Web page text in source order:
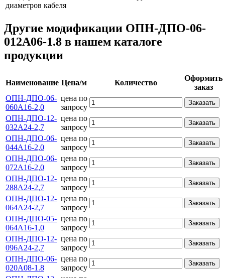
диаметров кабеля
Другие модификации ОПН-ДПО-06-
012А06-1.8 в нашем каталоге
продукции
Наименование Цена/м Количество
Оформить
заказ
ОПН-ДПО-06-
060А16-2,0
цена по
запросу
Заказать
ОПН-ДПО-12-
032А24-2,7
цена по
запросу
Заказать
ОПН-ДПО-06-
044А16-2,0
цена по
запросу
Заказать
ОПН-ДПО-06-
072А16-2,0
цена по
запросу
Заказать
ОПН-ДПО-12-
288А24-2,7
цена по
запросу
Заказать
ОПН-ДПО-12-
064А24-2,7
цена по
запросу
Заказать
ОПН-ДПО-05-
064А16-1,0
цена по
запросу
Заказать
ОПН-ДПО-12-
096А24-2,7
цена по
запросу
Заказать
ОПН-ДПО-06-
020А08-1.8
цена по
запросу
Заказать